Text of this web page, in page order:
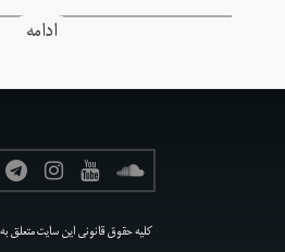
ادامه
کلیه حقوق قانونی این سایت متعلق به